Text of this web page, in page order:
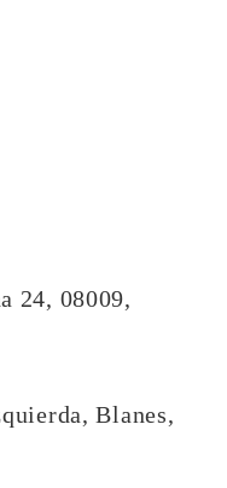
24, 08009,
Blanes,